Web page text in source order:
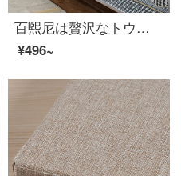
百煕尼は贅沢なトウモロコシの絨毯のソファーを敷いて現代に簡明でファッション的な四季の滑り止めのマットを敷きます。秋冬通用のリビングルームのソファーはカバーのオーダーメイドをかぶせます。
¥496~